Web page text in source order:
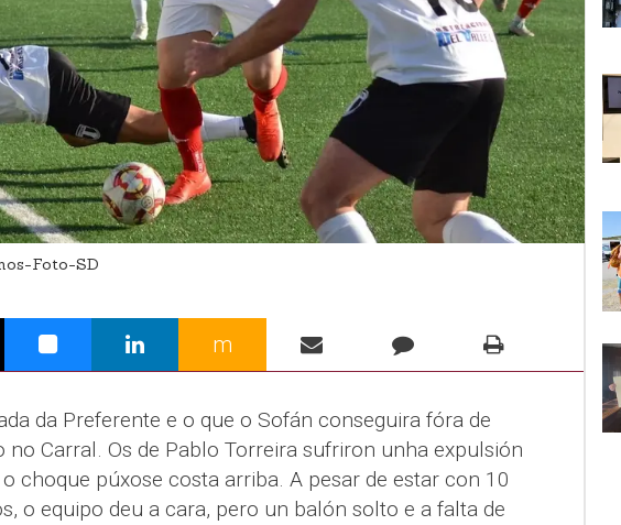
Foto-SD
m
da Preferente e o que o Sofán conseguira fóra de
no Carral. Os de Pablo Torreira sufriron unha expulsión
choque púxose costa arriba. A pesar de estar con 10
o equipo deu a cara, pero un balón solto e a falta de